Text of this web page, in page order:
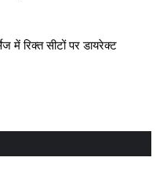
में रिक्त सीटों पर डायरेक्ट